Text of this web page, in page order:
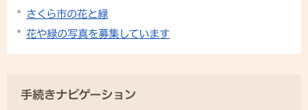
さくら市の花と緑
花や緑の写真を募集しています
手続きナビゲーション